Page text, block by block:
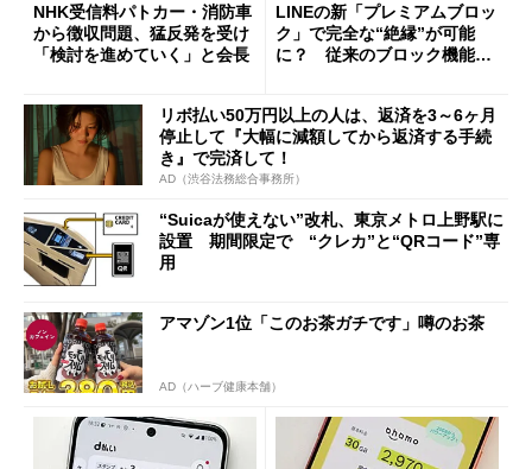
NHK受信料パトカー・消防車
から徴収問題、猛反発を受け
「検討を進めていく」と会長
LINEの新「プレミアムブロッ
ク」で完全な“絶縁”が可能
に？ 従来のブロック機能と
リボ払い50万円以上の人は、返済を3～6ヶ月
停止して『大幅に減額してから返済する手続
き』で完済して！
AD（渋谷法務総合事務所）
“Suicaが使えない”改札、東京メトロ上野駅に
設置 期間限定で “クレカ”と“QRコード”専
用
アマゾン1位「このお茶ガチです」噂のお茶
AD（ハーブ健康本舗）